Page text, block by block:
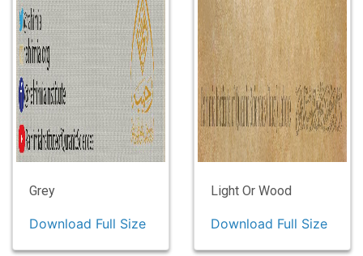
Grey
Download Full Size
Light Or Wood
Download Full Size